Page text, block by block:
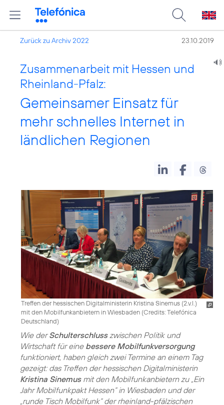
Zurück zu Archiv 2022 23.10.2019
Zusammenarbeit mit Hessen und
Rheinland-Pfalz:
Gemeinsamer Einsatz für
mehr schnelles Internet in
ländlichen Regionen
Treffen der hessischen Digitalministerin Kristina Sinemus (2.v.l.)
mit den Mobilfunkanbietern in Wiesbaden (Credits: Telefónica
Deutschland)
Wie derSchulterschlusszwischen Politik und
Wirtschaft für eine bessere Mobilfunkversorgung
funktioniert, haben gleich zwei Termine an einem Tag
gezeigt: das Treffen der hessischen Digitalministerin
Kristina Sinemusmit den Mobilfunkanbietern zu „Ein
Jahr Mobilfunkpakt Hessen“ in Wiesbaden und der
„runde Tisch Mobilfunk“ der rheinland-pfälzischen